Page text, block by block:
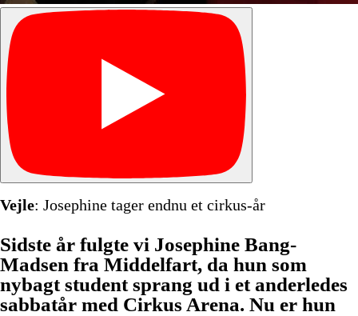
Vejle: Josephine tager endnu et cirkus-år
Sidste år fulgte vi Josephine Bang-
Madsen fra Middelfart, da hun som
nybagt student sprang ud i et anderledes
sabbatår med Cirkus Arena. Nu er hun